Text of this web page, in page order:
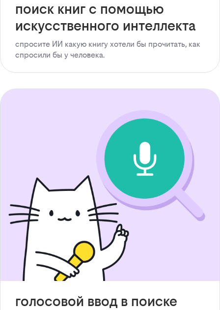
поиск книг с помощью
искусственного интеллекта
спросите ИИ какую книгу хотели бы прочитать, как
спросили бы у человека.
голосовой ввод в поиске